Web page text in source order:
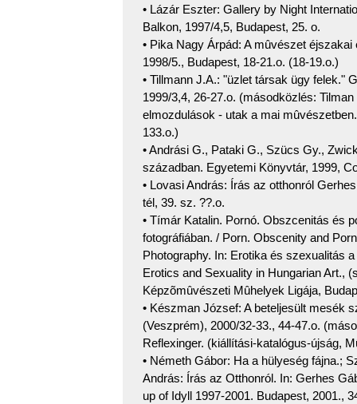
• Lázár Eszter: Gallery by Night
Balkon, 1997/4,5, Budapest, 25. o.
• Pika Nagy Árpád: A mûvészet
1998/5., Budapest, 18-21.o. (18-19.o.)
• Tillmann J.A.: "üzlet társak ügy felek."
1999/3,4, 26-27.o. (másodközlés:
elmozdulások - utak a mai
133.o.)
• Andrási G., Pataki G., Szücs Gy.,
században. Egyetemi Könyvtár, 1999,
• Lovasi András: Írás az otthonról
tél, 39. sz. ??.o.
• Tímár Katalin. Pornó. Obszcenitás és
fotográfiában. / Porn. Obscenity and
Photography. In: Erotika és szexualitás
Erotics and Sexuality in Hungarian Art.,
Képzõmûvészeti Mûhelyek Ligája,
• Készman József: A beteljesült mesék
(Veszprém), 2000/32-33., 44-47.o.
Reflexinger. (kiállítási-katalógus-újság,
• Németh Gábor: Ha a hülyeség fájna.;
András: Írás az Otthonról. In: Gerhes
up of Idyll 1997-2001. Budapest, 2001.,